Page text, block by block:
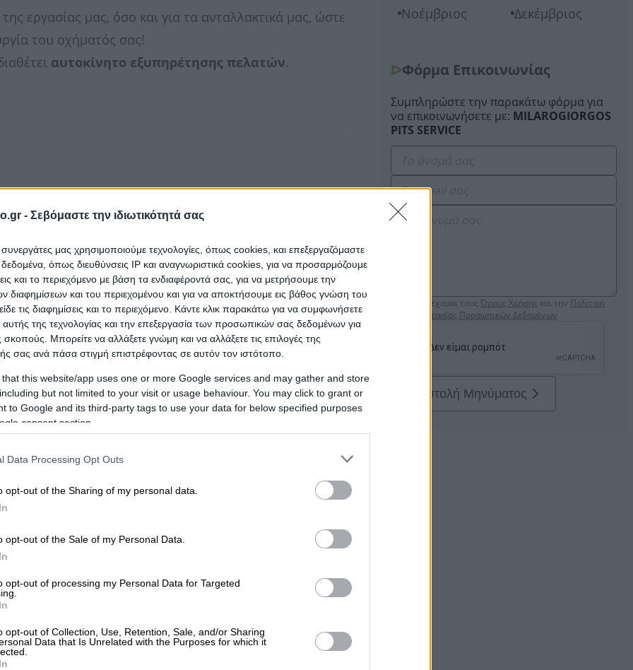
- Σεβόμαστε την ιδιωτικότητά σας
συνεργάτες μας χρησιμοποιούμε τεχνολογίες, όπως cookies, και επεξεργαζόμαστε
όπως διευθύνσεις IP και αναγνωριστικά cookies, για να προσαρμόζουμε
και το περιεχόμενο με βάση τα ενδιαφέροντά σας, για να μετρήσουμε την
διαφημίσεων και του περιεχομένου και για να αποκτήσουμε εις βάθος γνώση του
τις διαφημίσεις και το περιεχόμενο. Κάντε κλικ παρακάτω για να συμφωνήσετε
της τεχνολογίας και την επεξεργασία των προσωπικών σας δεδομένων για
Μπορείτε να αλλάξετε γνώμη και να αλλάξετε τις επιλογές της
σας ανά πάσα στιγμή επιστρέφοντας σε αυτόν τον ιστότοπο.
that this website/app uses one or more Google services and may gather and store
but not limited to your visit or usage behaviour. You may click to grant or
to Google and its third-party tags to use your data for below specified purposes
consent section.
Data Processing Opt Outs
opt-out of the Sharing of my personal data.
opt-out of the Sale of my Personal Data.
opt-out of processing my Personal Data for Targeted
opt-out of Collection, Use, Retention, Sale, and/or Sharing
Data that Is Unrelated with the Purposes for which it
εργασίας μας, όσο και για τα ανταλλακτικά μας, ώστε
του οχήματός σας!
αυτοκίνητο εξυπηρέτησης πελατών.
Ε. Ο.,Μετατροπες Αναρτησεων Αναρτησης,
Ρυμουλκηση
Καινουργια,Ανταλλακτικα Μεταχειρισμενα
Νοέμβριος
Δεκέμβριος
Φόρμα Επικοινωνίας
Συμπληρώστε την παρακάτω φόρμα για
να επικοινωνήσετε με: MILAROGIORGOS
PITS SERVICE
Αποδέχομαι τους Όρους Χρήσης και την Πολιτική
Προστασίας Προσωπικών Δεδομένων
Αποστολή Μηνύματος